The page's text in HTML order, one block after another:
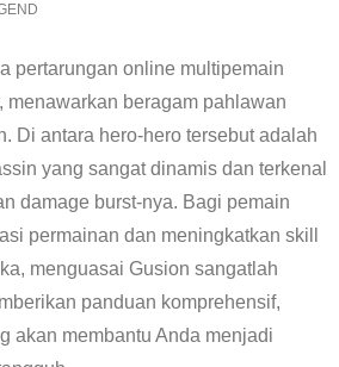
pertarungan online multipemain
menawarkan beragam pahlawan
Di antara hero-hero tersebut adalah
yang sangat dinamis dan terkenal
damage burst-nya. Bagi pemain
permainan dan meningkatkan skill
menguasai Gusion sangatlah
panduan komprehensif,
akan membantu Anda menjadi